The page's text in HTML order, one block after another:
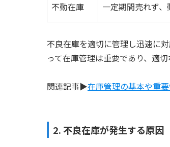
不動在庫 一定期間売れず
不良在庫を適切に管理し迅速に
って在庫管理は重要であり、適切
関連記事▶在庫管理の基本や重
2. 不良在庫が発生する原因